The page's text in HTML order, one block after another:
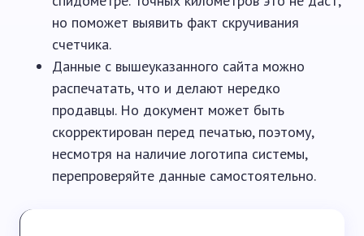
но поможет выявить факт скручивания
счетчика.
Данные с вышеуказанного сайта можно
распечатать, что и делают нередко
продавцы. Но документ может быть
скорректирован перед печатью, поэтому,
несмотря на наличие логотипа системы,
перепроверяйте данные самостоятельно.